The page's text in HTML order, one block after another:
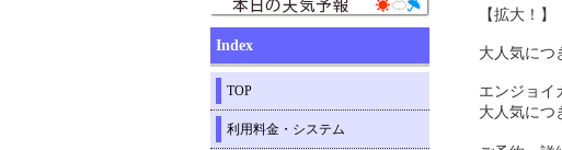
【拡大！】
大人気につ
エンジョイ
大人気につ
Index
TOP
利用料金・システム